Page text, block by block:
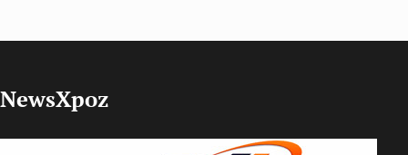
NewsXpoz